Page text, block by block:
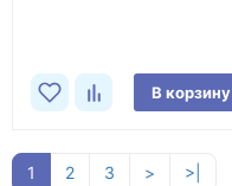
В корзину
1 2 3 > >|